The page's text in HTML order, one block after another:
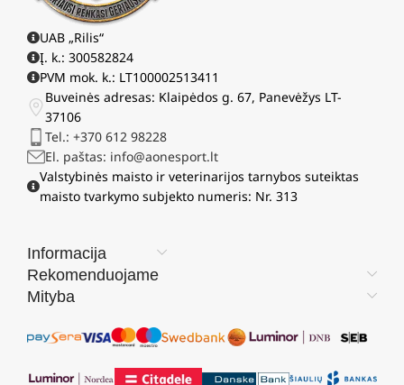
UAB „Rilis“
Į. k.: 300582824
PVM mok. k.: LT100002513411
Buveinės adresas: Klaipėdos g. 67, Panevėžys LT-
37106
Tel.: +370 612 98228
El. paštas: info@aonesport.lt
Valstybinės maisto ir veterinarijos tarnybos suteiktas
maisto tvarkymo subjekto numeris: Nr. 313
Informacija
Rekomenduojame
Mityba